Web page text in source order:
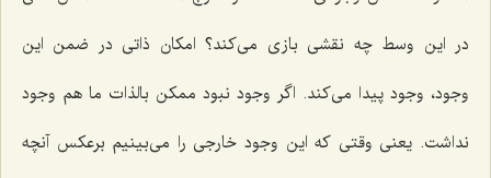
در این وسط چه نقشى بازى مى‌کند؟ امکان ذاتى در ضمن این
وجود، وجود پیدا مى‌کند. اگر وجود نبود ممکن بالذات ما هم وجود
نداشت. یعنى وقتى که این وجود خارجى را مى‌بینیم برعکس آنچه